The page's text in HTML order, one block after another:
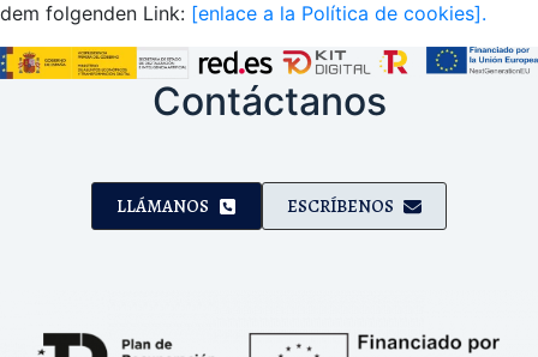
dem folgenden Link: [enlace a la Política de cookies].
Contáctanos
LLÁMANOS ESCRÍBENOS